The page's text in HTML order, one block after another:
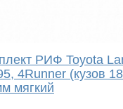
РИФ Toyota
4Runner (кузов
мягкий